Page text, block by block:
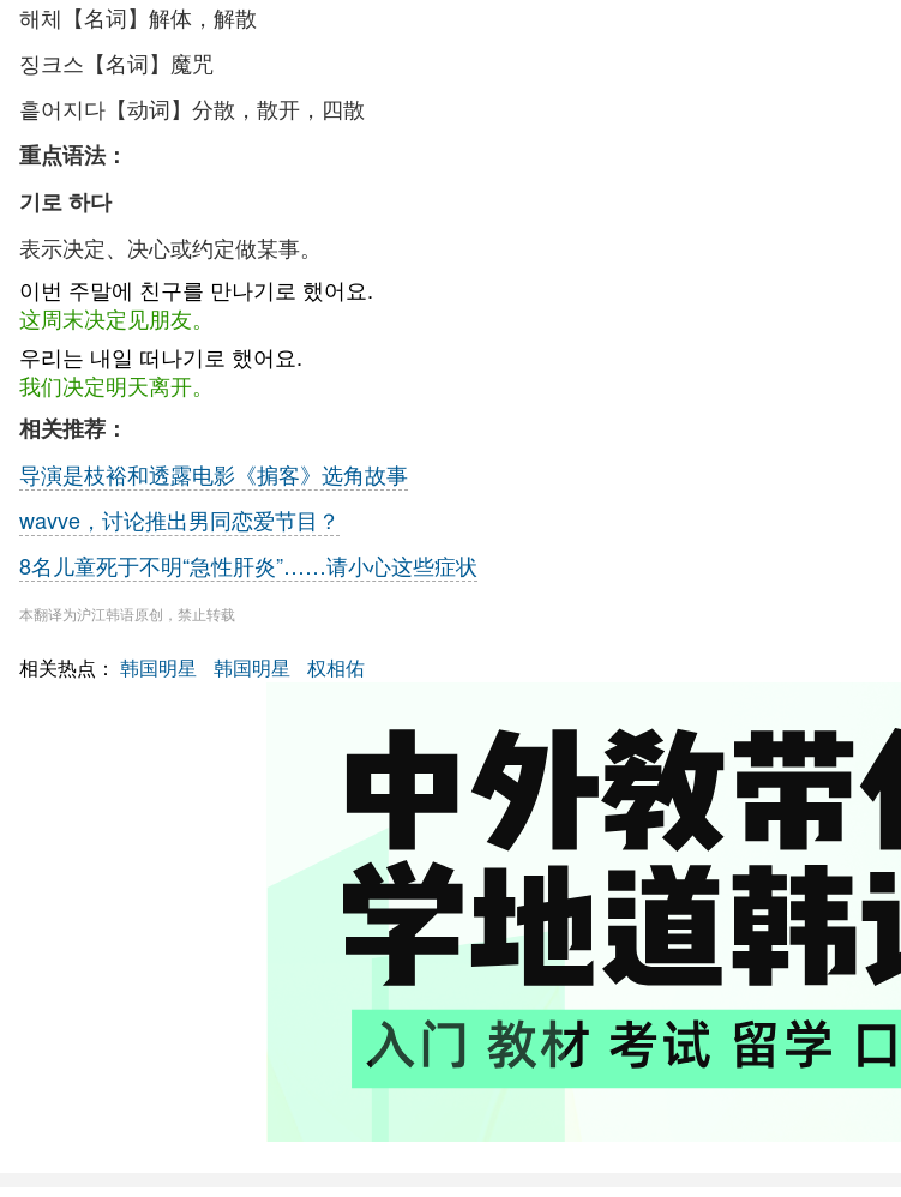
해체【名词】解体，解散
징크스【名词】魔咒
흩어지다【动词】分散，散开，四散
重点语法：
기로 하다
表示决定、决心或约定做某事。
이번 주말에 친구를 만나기로 했어요.
这周末决定见朋友。
우리는 내일 떠나기로 했어요.
我们决定明天离开。
相关推荐：
导演是枝裕和透露电影《掮客》选角故事
wavve，讨论推出男同恋爱节目？
8名儿童死于不明“急性肝炎”……请小心这些症状
本翻译为沪江韩语原创，禁止转载
相关热点： 韩国明星 韩国明星 权相佑